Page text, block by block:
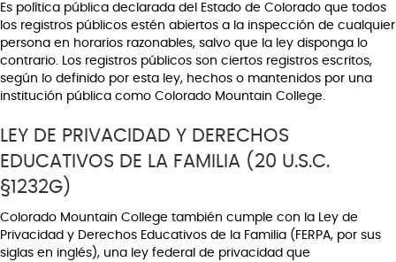
Es política pública declarada del Estado de Colorado que todos
los registros públicos estén abiertos a la inspección de cualquier
persona en horarios razonables, salvo que la ley disponga lo
contrario. Los registros públicos son ciertos registros escritos,
según lo definido por esta ley, hechos o mantenidos por una
institución pública como Colorado Mountain College.
LEY DE PRIVACIDAD Y DERECHOS
EDUCATIVOS DE LA FAMILIA (20 U.S.C.
§1232G)
Colorado Mountain College también cumple con la Ley de
Privacidad y Derechos Educativos de la Familia (FERPA, por sus
siglas en inglés), una ley federal de privacidad que